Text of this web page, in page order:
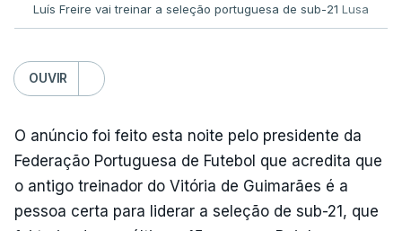
Luís Freire vai treinar a seleção portuguesa de sub-21 Lusa
OUVIR
O anúncio foi feito esta noite pelo presidente da
Federação Portuguesa de Futebol que acredita que
o antigo treinador do Vitória de Guimarães é a
pessoa certa para liderar a seleção de sub-21, que